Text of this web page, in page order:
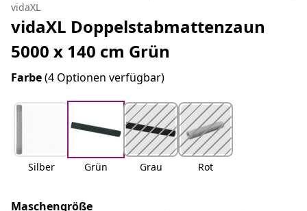
vidaXL
vidaXL Doppelstabmattenzaun
5000 x 140 cm Grün
Farbe(4 Optionen verfügbar)
Silber Grün Grau Rot
Maschengröße